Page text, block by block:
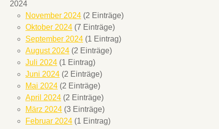
2024
November 2024 (2 Einträge)
Oktober 2024 (7 Einträge)
September 2024 (1 Eintrag)
August 2024 (2 Einträge)
Juli 2024 (1 Eintrag)
Juni 2024 (2 Einträge)
Mai 2024 (2 Einträge)
April 2024 (2 Einträge)
März 2024 (3 Einträge)
Februar 2024 (1 Eintrag)